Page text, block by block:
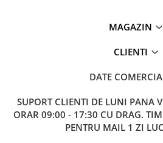
MAGAZIN
CLIENTI
DATE
SUPORT CLIENTI DE LUNI PANA
ORAR 09:00 - 17:30 CU DRAG.
PENTRU MAIL 1 ZI